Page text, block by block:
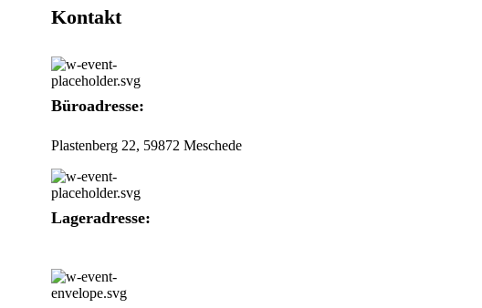
Kontakt
Büroadresse:
Plastenberg 22, 59872 Meschede
Lageradresse: